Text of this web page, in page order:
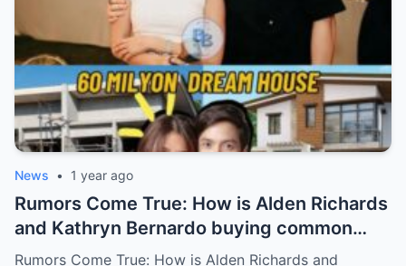
News • 1 year ago
Rumors Come True: How is Alden Richards
and Kathryn Bernardo buying common
property?
Rumors Come True: How is Alden Richards and